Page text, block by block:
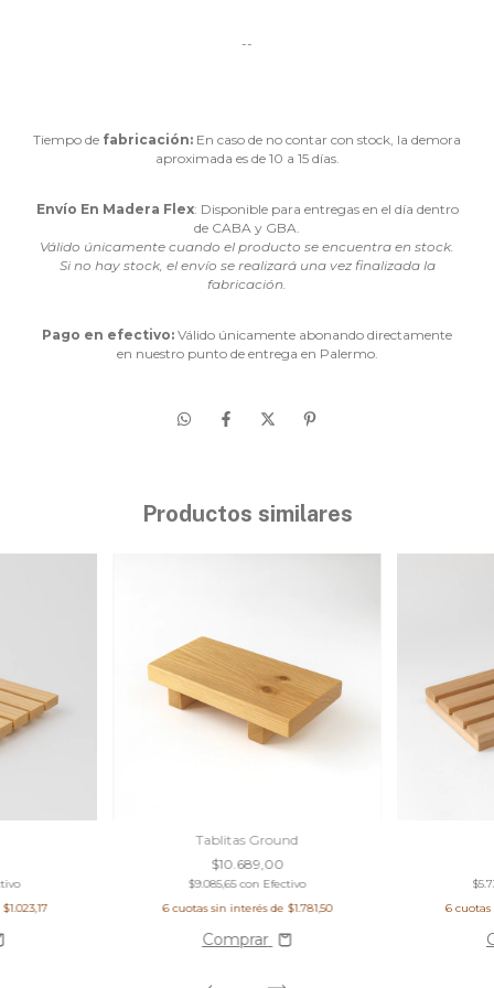
--
Tiempo de fabricación: En caso de no contar con stock, la demora
aproximada es de 10 a 15 días.
Envío En Madera Flex: Disponible para entregas en el día dentro
de CABA y GBA.
Válido únicamente cuando el producto se encuentra en stock.
Si no hay stock, el envío se realizará una vez finalizada la
fabricación.
Pago en efectivo: Válido únicamente abonando directamente
en nuestro punto de entrega en Palermo.
Productos similares
$1.023,17
Tablitas Ground
$10.689,00
$9.085,65con Efectivo
6 cuotas sin interés de $1.781,50
Comprar
6